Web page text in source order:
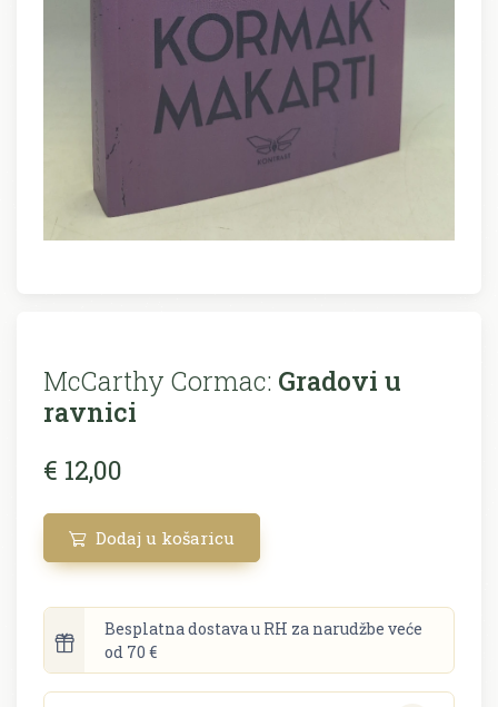
McCarthy Cormac: Gradovi u
ravnici
€ 12,00
Dodaj u košaricu
Besplatna dostava u RH za narudžbe veće
od 70 €